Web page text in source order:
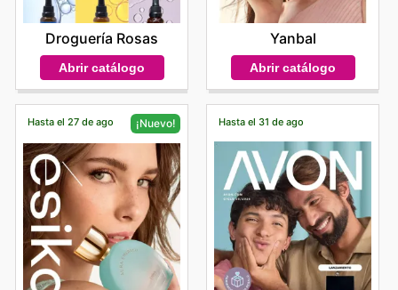
Droguería Rosas
Abrir catálogo
Yanbal
Abrir catálogo
Hasta el 27 de ago ¡Nuevo! Hasta el 31 de ago